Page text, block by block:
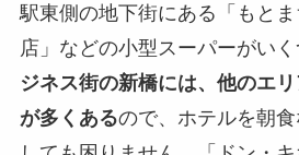
駅東側の地下街にある「もと
店」などの小型スーパーがいく
ジネス街の新橋には、他のエ
が多くあるので、ホテルを朝